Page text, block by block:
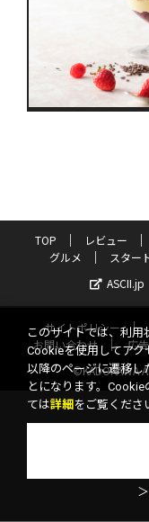
TOP レビュー
グルメ
スター
ASCII.jp
サイトポリシー
お問い合わせ
広
©KADOKAWA
このサイトでは、利用
Cookieを使用してア
以降のページに遷移し
とになります。
ては詳細 をご覧くださ